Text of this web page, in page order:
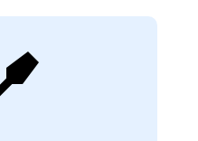
Técnica
garante que cada